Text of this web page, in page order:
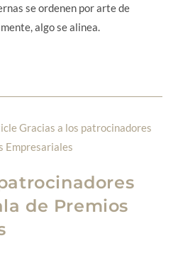
se ordenen por arte de
algo se alinea.
de Premios